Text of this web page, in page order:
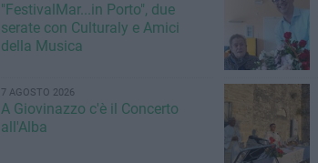
"FestivalMar...in Porto", due
serate con Culturaly e Amici
della Musica
7 AGOSTO 2026
A Giovinazzo c'è il Concerto
all'Alba